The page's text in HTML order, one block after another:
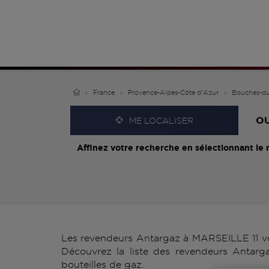
France Provence-Alpes-Côte d'Azur Bouches-
ME LOCALISER
Affinez votre recherche en sélectionnant le
Les revendeurs Antargaz à MARSEILLE
Découvrez la liste des revendeurs
bouteilles de gaz.